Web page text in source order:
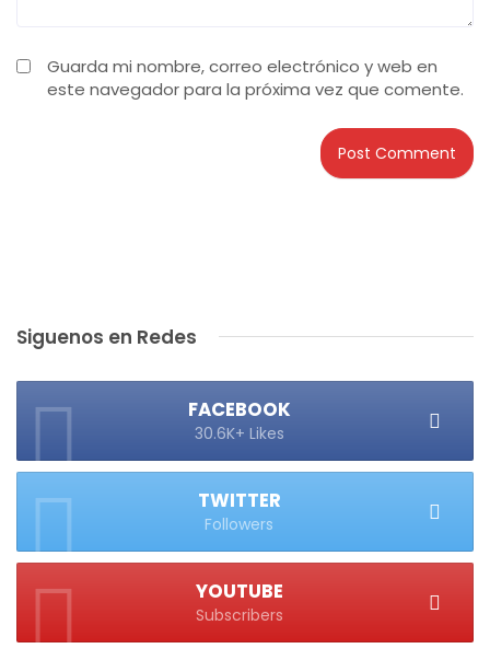
Guarda mi nombre, correo electrónico y web en
este navegador para la próxima vez que comente.
Siguenos en Redes
FACEBOOK
30.6K+ Likes
TWITTER
Followers
YOUTUBE
Subscribers